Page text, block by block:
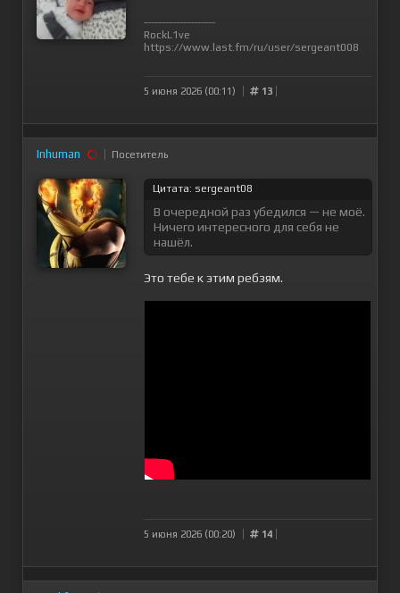
--------------------
RockL1ve
https://www.last.fm/ru/user/sergeant008
5 июня 2026 (00:11) 13
Inhuman Посетитель
Цитата: sergeant08
В очередной раз убедился — не моё.
Ничего интересного для себя не
нашёл.
Это тебе к этим ребзям.
5 июня 2026 (00:20) 14